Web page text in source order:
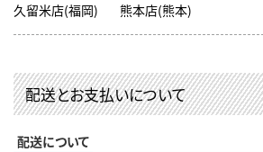
久留米店(福岡)
熊本店(熊本)
配送とお支払いについて
配送について